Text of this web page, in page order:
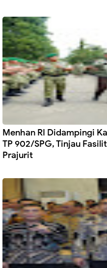
Menhan RI Didampingi
TP 902/SPG, Tinjau
Prajurit